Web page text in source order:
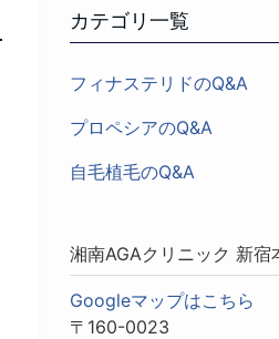
カテゴリ一覧
フィナステリドのQ&A
プロペシアのQ&A
自毛植毛のQ&A
湘南AGAクリニック 新宿
Googleマップはこちら
〒160-0023